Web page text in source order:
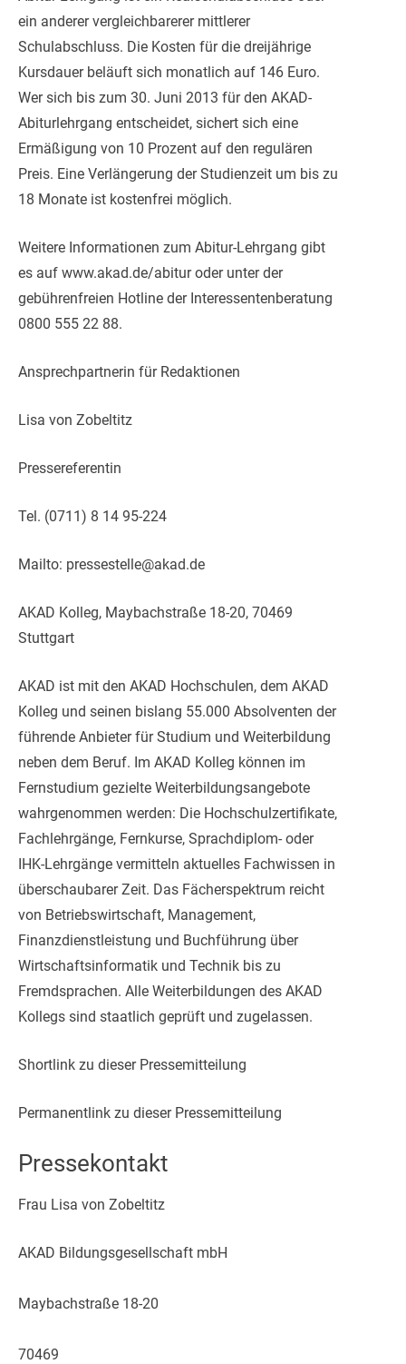
ein anderer vergleichbarerer mittlerer
Schulabschluss. Die Kosten für die dreijährige
Kursdauer beläuft sich monatlich auf 146 Euro.
Wer sich bis zum 30. Juni 2013 für den AKAD-
Abiturlehrgang entscheidet, sichert sich eine
Ermäßigung von 10 Prozent auf den regulären
Preis. Eine Verlängerung der Studienzeit um bis zu
18 Monate ist kostenfrei möglich.
Weitere Informationen zum Abitur-Lehrgang gibt
es auf www.akad.de/abitur oder unter der
gebührenfreien Hotline der Interessentenberatung
0800 555 22 88.
Ansprechpartnerin für Redaktionen
Lisa von Zobeltitz
Pressereferentin
Tel. (0711) 8 14 95-224
Mailto: pressestelle@akad.de
AKAD Kolleg, Maybachstraße 18-20, 70469
Stuttgart
AKAD ist mit den AKAD Hochschulen, dem AKAD
Kolleg und seinen bislang 55.000 Absolventen der
führende Anbieter für Studium und Weiterbildung
neben dem Beruf. Im AKAD Kolleg können im
Fernstudium gezielte Weiterbildungsangebote
wahrgenommen werden: Die Hochschulzertifikate,
Fachlehrgänge, Fernkurse, Sprachdiplom- oder
IHK-Lehrgänge vermitteln aktuelles Fachwissen in
überschaubarer Zeit. Das Fächerspektrum reicht
von Betriebswirtschaft, Management,
Finanzdienstleistung und Buchführung über
Wirtschaftsinformatik und Technik bis zu
Fremdsprachen. Alle Weiterbildungen des AKAD
Kollegs sind staatlich geprüft und zugelassen.
Shortlink zu dieser Pressemitteilung
Permanentlink zu dieser Pressemitteilung
Pressekontakt
Frau Lisa von Zobeltitz
AKAD Bildungsgesellschaft mbH
Maybachstraße 18-20
70469